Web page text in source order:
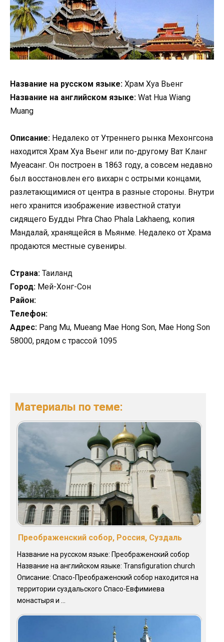
Название на русском языке: Храм Хуа Вьенг
Название на английском языке: Wat Hua Wiang
Muang
Описание: Недалеко от Утреннего рынка Мехонгсона
находится Храм Хуа Вьенг или по-другому Ват Кланг
Муеасанг. Он построен в 1863 году, а совсем недавно
был восстановлен его вихарн с острыми концами,
разлетающимися от центра в разные стороны. Внутри
него хранится изображение известной статуи
сидящего Будды Phra Chao Phala Lakhaeng, копия
Мандалай, хранящейся в Мьянме. Недалеко от Храма
продаются местные сувениры.
Страна: Таиланд
Город: Мей-Хонг-Сон
Район:
Телефон:
Адрес: Pang Mu, Mueang Mae Hong Son, Mae Hong Son
58000, рядом с трассой 1095
Материалы по теме:
Преображенский собор, Россия, Суздаль
Название на русском языке: Преображенский собор
Название на английском языке: Transfiguration church
Описание: Спасо-Преображенский собор находится на
территории суздальского Спасо-Евфимиева
монастыря и ...